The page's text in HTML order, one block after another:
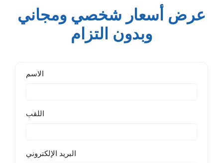
عرض أسعار شخصي ومجاني
وبدون التزام